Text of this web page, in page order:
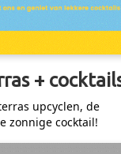
+
upcyclen, de
zonnige cocktail!